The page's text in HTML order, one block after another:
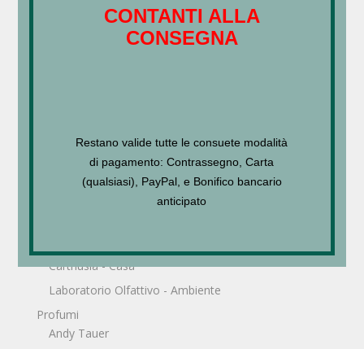
AMOA - Farmaequipe
Carthusia - Body
Micallef Parfum
PERFUME
Laboratorio Olfattivo
Carthusia - Casa
Laboratorio Olfattivo - Ambiente
Profumi
Andy Tauer
CONTANTI ALLA
CONSEGNA
Restano valide tutte le consuete modalità
di pagamento: Contrassegno, Carta
(qualsiasi), PayPal, e Bonifico bancario
anticipato